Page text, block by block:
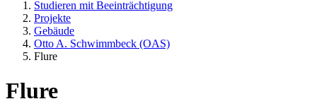
Studieren mit Beeinträchtigung
Projekte
Gebäude
Otto A. Schwimmbeck (OAS)
Flure
Flure